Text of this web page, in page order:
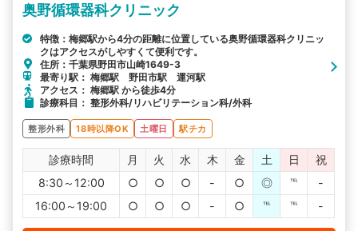
奥野循環器科クリニック
特徴：梅郷駅から4分の距離に位置している奥野循環器科クリニッ
クはアクセスがしやすくて便利です。
住所：千葉県野田市山崎1649-3
最寄り駅： 梅郷駅 野田市駅 運河駅
アクセス： 梅郷駅 から徒歩4分
診療科目： 整形外科/リハビリテーション科/外科
整形外科 18時以降OK 土曜日 駅チカ
診療時間 月 火 水 木 金 土 日
祝
8:30～12:00
○ ○ ○ - ○ ◎ ℡
-
16:00～19:00
○ ○ ○ - ○ ℡ ℡ -